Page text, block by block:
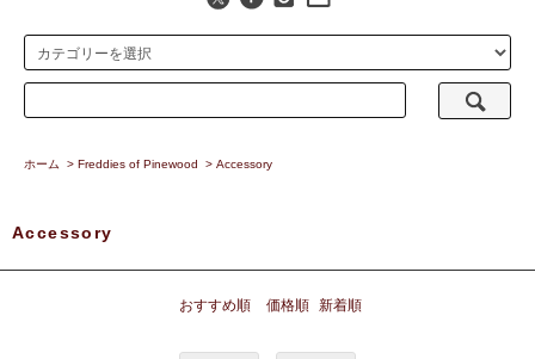
ホーム > Freddies of Pinewood > Accessory
Accessory
おすすめ順 価格順 新着順